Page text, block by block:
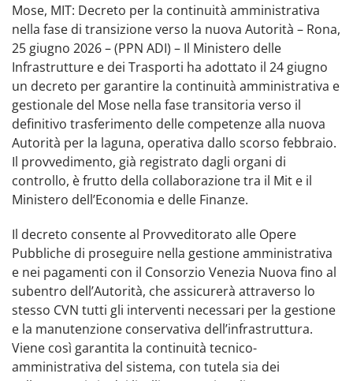
Mose, MIT: Decreto per la continuità amministrativa
nella fase di transizione verso la nuova Autorità – Rona,
25 giugno 2026 – (PPN ADI) – Il Ministero delle
Infrastrutture e dei Trasporti ha adottato il 24 giugno
un decreto per garantire la continuità amministrativa e
gestionale del Mose nella fase transitoria verso il
definitivo trasferimento delle competenze alla nuova
Autorità per la laguna, operativa dallo scorso febbraio.
Il provvedimento, già registrato dagli organi di
controllo, è frutto della collaborazione tra il Mit e il
Ministero dell’Economia e delle Finanze.
Il decreto consente al Provveditorato alle Opere
Pubbliche di proseguire nella gestione amministrativa
e nei pagamenti con il Consorzio Venezia Nuova fino al
subentro dell’Autorità, che assicurerà attraverso lo
stesso CVN tutti gli interventi necessari per la gestione
e la manutenzione conservativa dell’infrastruttura.
Viene così garantita la continuità tecnico-
amministrativa del sistema, con tutela sia dei